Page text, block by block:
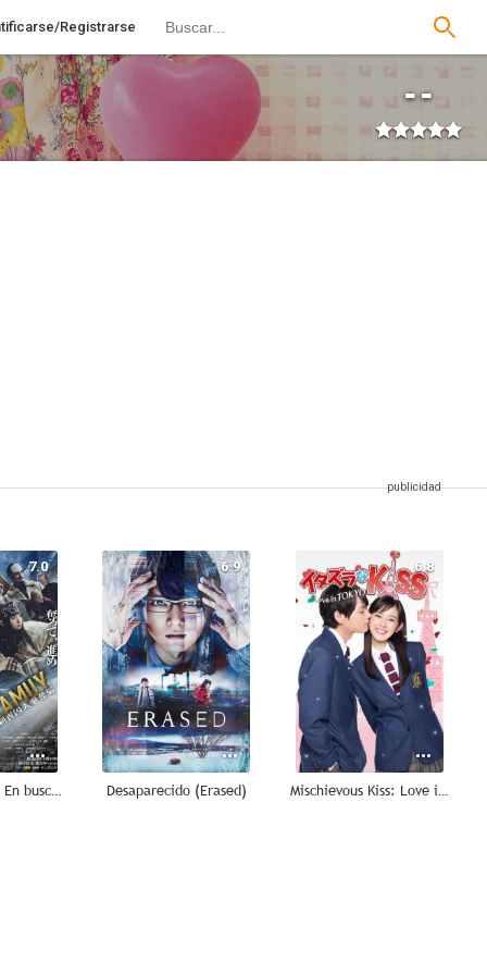
Registrarse
--
7.0
Golden Kamuy: En busca de los prisioneros de Hokkaido
6.9
Desaparecido (Erased)
6.8
Mischievous Kiss: Love in Tokyo